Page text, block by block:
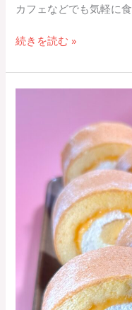
カフェなどでも気軽に
続きを読む »